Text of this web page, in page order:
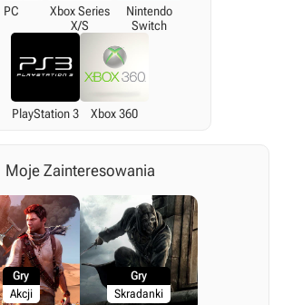
PC
Xbox Series
X/S
Nintendo
Switch
PlayStation 3 Xbox 360
Moje Zainteresowania
Gry
Akcji
Gry
Skradanki